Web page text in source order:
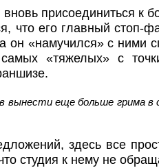
вновь присоединиться к
что его главный стоп-
он «намучился» с ними
«тяжелых» с
вынести еще больше грима в
здесь все
студия к нему не